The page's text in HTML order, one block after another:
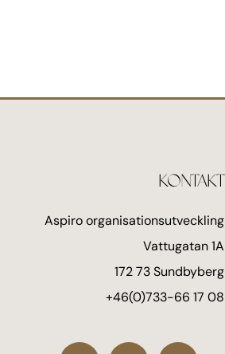
KONTAKT
Aspiro organisationsutveckling
Vattugatan 1A
172 73 Sundbyberg
+46(0)733-66 17 08